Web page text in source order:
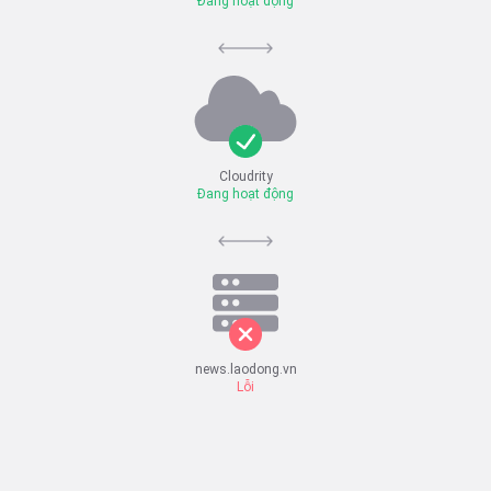
Cloudrity
Đang hoạt động
news.laodong.vn
Lỗi